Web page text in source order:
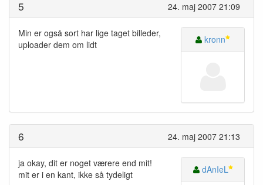
24. maj 2007 21:09
5
Min er også sort har lige taget billeder,
uploader dem om lidt
kronn
24. maj 2007 21:13
6
ja okay, dit er noget værere end mit!
mit er i en kant, ikke så tydeligt
dAnIeL